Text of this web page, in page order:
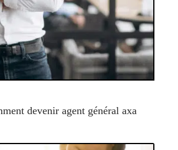
devenir agent général axa